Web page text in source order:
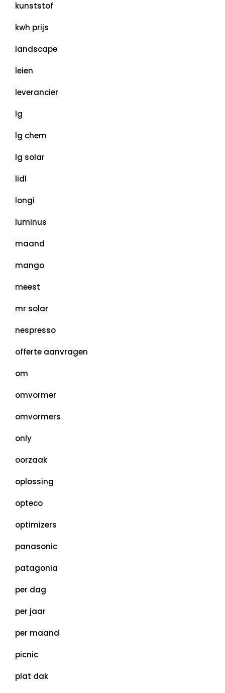
kunststof
kwh prijs
landscape
leien
leverancier
lg
lg chem
lg solar
lidl
longi
luminus
maand
mango
meest
mr solar
nespresso
offerte aanvragen
om
omvormer
omvormers
only
oorzaak
oplossing
opteco
optimizers
panasonic
patagonia
per dag
per jaar
per maand
picnic
plat dak